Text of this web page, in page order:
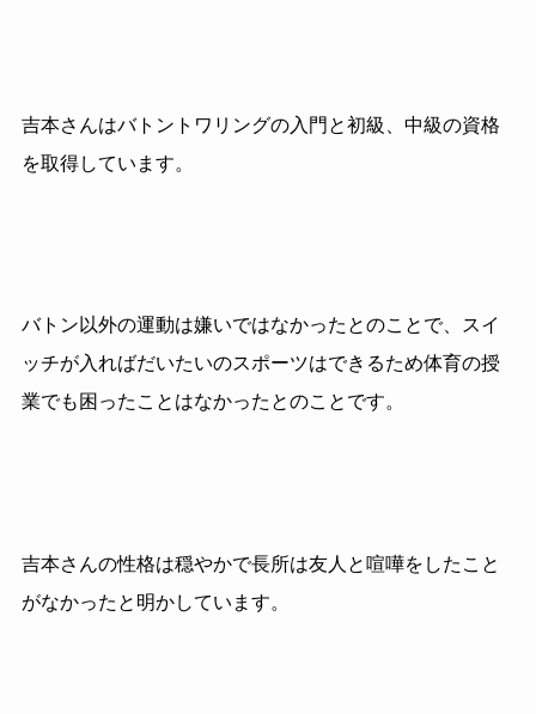
吉本さんはバトントワリングの入門と初級、中級の資格
を取得しています。
バトン以外の運動は嫌いではなかったとのことで、スイ
ッチが入ればだいたいのスポーツはできるため体育の授
業でも困ったことはなかったとのことです。
吉本さんの性格は穏やかで長所は友人と喧嘩をしたこと
がなかったと明かしています。